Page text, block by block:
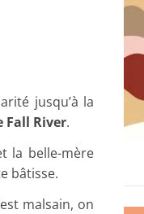
jusqu’à la
Fall River.
la belle-mère
bâtisse.
malsain, on